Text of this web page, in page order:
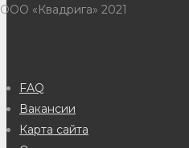
«Квадрига» 2021
FAQ
Вакансии
Карта сайта